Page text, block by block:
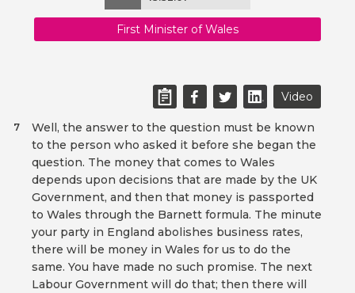
First Minister of Wales
Video
Well, the answer to the question must be known
to the person who asked it before she began the
question. The money that comes to Wales
depends upon decisions that are made by the UK
Government, and then that money is passported
to Wales through the Barnett formula. The minute
your party in England abolishes business rates,
there will be money in Wales for us to do the
same. You have made no such promise. The next
Labour Government will do that; then there will
7